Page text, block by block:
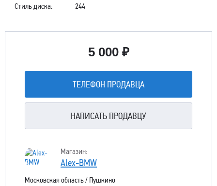
5 000 ₽
ТЕЛЕФОН ПРОДАВЦА
НАПИСАТЬ ПРОДАВЦУ
Магазин:
Alex-BMW
Московская область / Пушкино
Стиль диска:
244